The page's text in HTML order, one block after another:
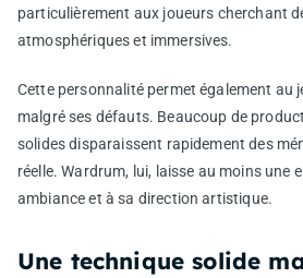
particulièrement aux joueurs cherchant
atmosphériques et immersives.
Cette personnalité permet également au
malgré ses défauts. Beaucoup de
solides disparaissent rapidement des
réelle. Wardrum, lui, laisse au moins une
ambiance et à sa direction artistique.
Une technique solide